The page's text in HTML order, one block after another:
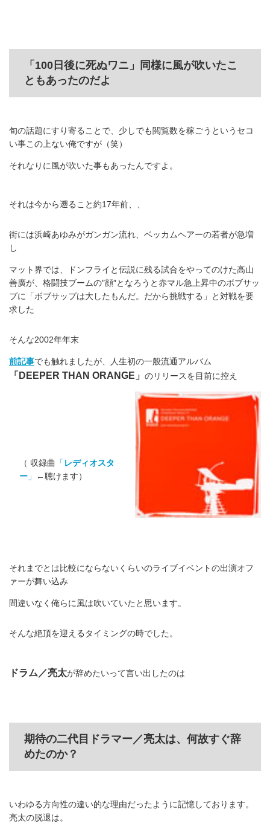
「100日後に死ぬワニ」同様に風が吹いたこ
ともあったのだよ
旬の話題にすり寄ることで、少しでも閲覧数を稼ごうというセコ
い事この上ない俺ですが（笑）
それなりに風が吹いた事もあったんですよ。
それは今から遡ること約17年前、、
街には浜崎あゆみがガンガン流れ、ベッカムヘアーの若者が急増
し
マット界では、ドンフライと伝説に残る試合をやってのけた高山
善廣が、格闘技ブームの″顔″となろうと赤マル急上昇中のボブサッ
プに「ボブサップは大したもんだ。だから挑戦する」と対戦を要
求した
そんな2002年年末
前記事でも触れましたが、人生初の一般流通アルバム
「DEEPER THAN ORANGE」 のリリースを目前に控え
（ 収録曲 「レディオスタ
ー」 ←聴けます）
それまでとは比較にならないくらいのライブイベントの出演オフ
ァーが舞い込み
間違いなく俺らに風は吹いていたと思います。
そんな絶頂を迎えるタイミングの時でした。
ドラム／亮太が辞めたいって言い出したのは
期待の二代目ドラマー／亮太は、何故すぐ辞
めたのか？
いわゆる方向性の違い的な理由だったように記憶しております。
亮太の脱退は。